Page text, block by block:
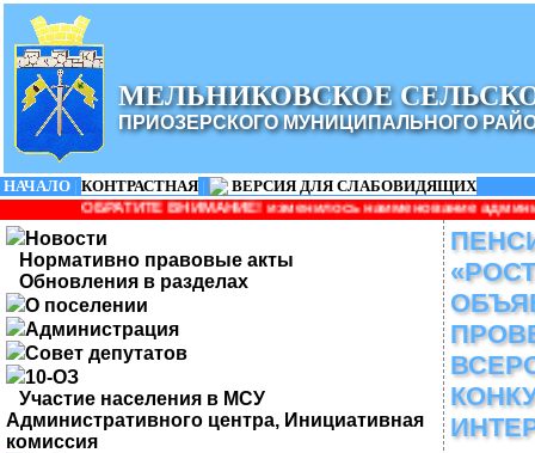
МЕЛЬНИКОВСКОЕ
ПРИОЗЕРСКОГО МУНИЦИПАЛЬНОГО
НАЧАЛО | КОНТРАСТНАЯ |
ВЕРСИЯ ДЛЯ СЛАБОВИДЯЩИХ
ВНИМАНИЕ! изменилось наименование администрации:
Новости
Нормативно правовые акты
Обновления в разделах
О поселении
Администрация
Совет депутатов
10-ОЗ
Участие населения в МСУ
Административного центра, Инициативная
комиссия